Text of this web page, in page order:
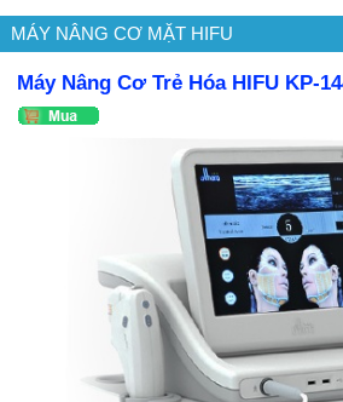
MÁY NÂNG CƠ MẶT HIFU
Máy Nâng Cơ Trẻ Hóa HIFU KP-